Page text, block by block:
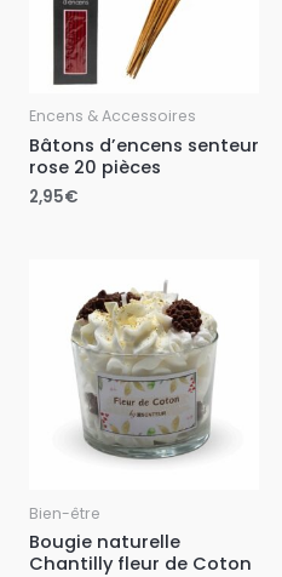
Encens & Accessoires
Bâtons d’encens senteur
rose 20 pièces
2,95€
Bien-être
Bougie naturelle
Chantilly fleur de Coton